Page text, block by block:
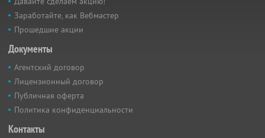
Заработайте, как Вебмастер
Прошедшие акции
Документы
Агентский договор
Лицензионный договор
Публичная оферта
Политика конфиденциальности
Контакты